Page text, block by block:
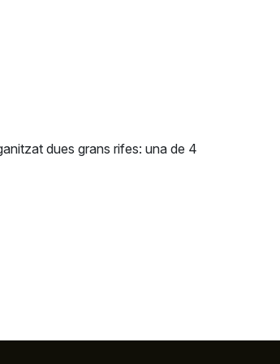
dues grans rifes: una de 4